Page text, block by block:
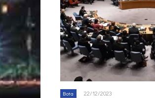
Bota 22/12/2023